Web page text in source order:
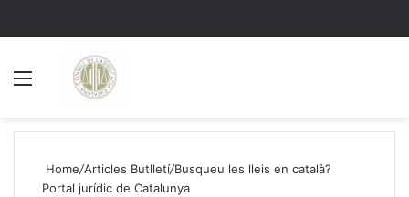
Home/Articles Butlletí/Busqueu les lleis en català?
Portal jurídic de Catalunya